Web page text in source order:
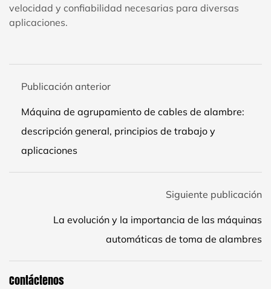
velocidad y confiabilidad necesarias para diversas
aplicaciones.
Publicación anterior
Máquina de agrupamiento de cables de alambre:
descripción general, principios de trabajo y
aplicaciones
Siguiente publicación
La evolución y la importancia de las máquinas
automáticas de toma de alambres
Contáctenos